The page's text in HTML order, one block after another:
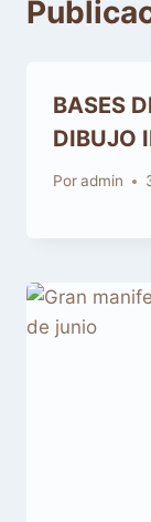
BASES
DIBUJO
Poradmin